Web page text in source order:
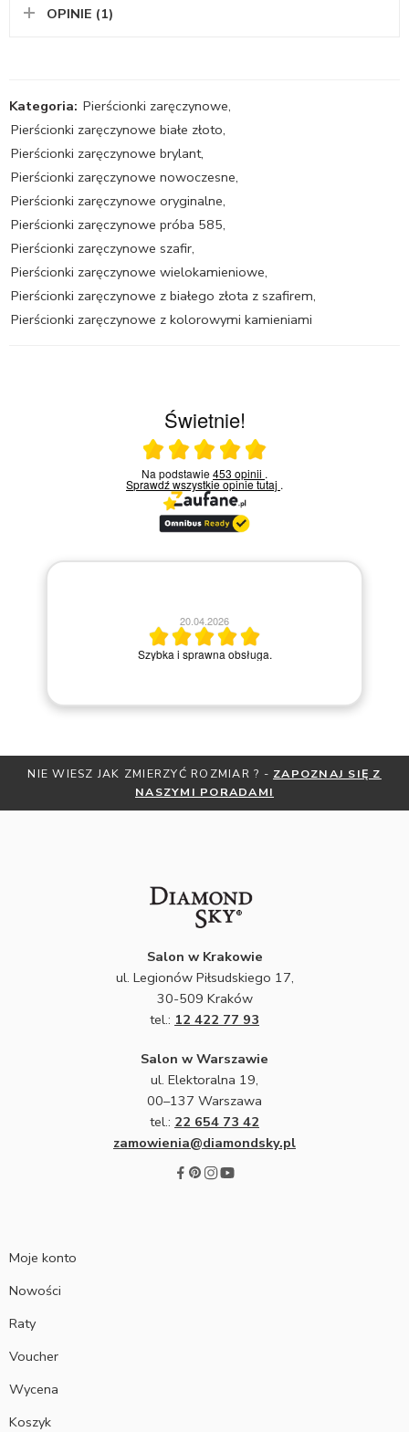
OPINIE (1)
Kategoria: Pierścionki zaręczynowe,
Pierścionki zaręczynowe białe złoto,
Pierścionki zaręczynowe brylant,
Pierścionki zaręczynowe nowoczesne,
Pierścionki zaręczynowe oryginalne,
Pierścionki zaręczynowe próba 585,
Pierścionki zaręczynowe szafir,
Pierścionki zaręczynowe wielokamieniowe,
Pierścionki zaręczynowe z białego złota z szafirem,
Pierścionki zaręczynowe z kolorowymi kamieniami
Świetnie!
Ocena średnia 5 na 5
Na podstawie453 opinii .
Sprawdź wszystkie opinietutaj .
Miły kontakt telefoniczny z pracownikiem sklepu. Krok po
kroku prowadziła przez zakup pierścionka online.
ZMIERZYĆ ROZMIAR ? -ZAPOZNAJ SIĘ Z
NASZYMI PORADAMI
OTRZYMAJ
Salon w Krakowie
ul. Legionów Piłsudskiego 17,
30-509 Kraków
tel.: 12 422 77 93
Salon w Warszawie
ul. Elektoralna 19,
00–137 Warszawa
tel.: 22 654 73 42
zamowienia@diamondsky.pl
Moje konto
Nowości
Raty
Voucher
Wycena
Koszyk